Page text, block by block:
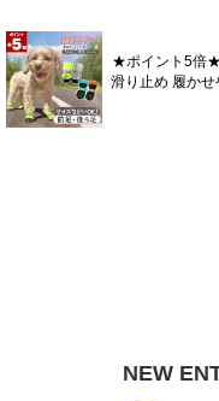
★ポイント5倍★
滑り止め 履か
NEW